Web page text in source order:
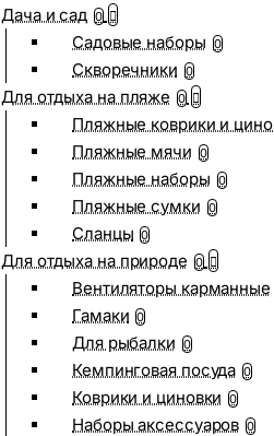
Дача и сад 0
Садовые наборы 0
Скворечники 0
Для отдыха на пляже 0
Пляжные коврики и
Пляжные мячи 0
Пляжные наборы 0
Пляжные сумки 0
Сланцы 0
Для отдыха на природе 0
Вентиляторы карманные
Гамаки 0
Для рыбалки 0
Кемпинговая посуда 0
Коврики и циновки 0
Наборы аксессуаров 0